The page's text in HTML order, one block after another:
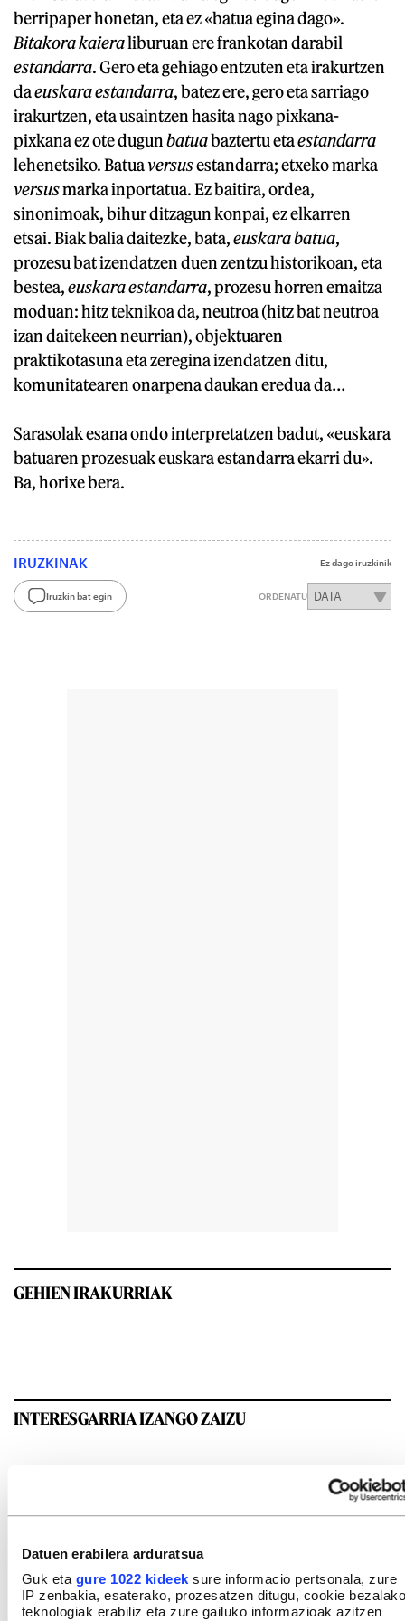
Datuen erabilera arduratsua
Guk eta gure 1022 kideek sure informacio pertsonala, zure
IP zenbakia, esaterako, prozesatzen ditugu, cookie bezalako
teknologiak erabiliz eta zure gailuko informazioak azitzen
berripaper honetan, eta ez «batua egina dago».
Bitakora kaieraliburuan ere frankotan darabil
estandarra. Gero eta gehiago entzuten eta irakurtzen
daeuskara estandarra, batez ere, gero eta sarriago
irakurtzen, eta usaintzen hasita nago pixkana-
pixkana ez ote dugunbatuabaztertu etaestandarra
lehenetsiko. Batuaversusestandarra; etxeko marka
versusmarka inportatua. Ez baitira, ordea,
sinonimoak, bihur ditzagun konpai, ez elkarren
etsai. Biak balia daitezke, bata,euskara batua,
prozesu bat izendatzen duen zentzu historikoan, eta
bestea,euskara estandarra, prozesu horren emaitza
moduan: hitz teknikoa da, neutroa (hitz bat neutroa
izan daitekeen neurrian), objektuaren
praktikotasuna eta zeregina izendatzen ditu,
komunitatearen onarpena daukan eredua da…
Sarasolak esana ondo interpretatzen badut, «euskara
batuaren prozesuak euskara estandarra ekarri du».
Ba, horixe bera.
IRUZKINAK Ez dago iruzkinik
Iruzkin bat egin ORDENATU
GEHIEN IRAKURRIAK
INTERESGARRIA IZANGO ZAIZU